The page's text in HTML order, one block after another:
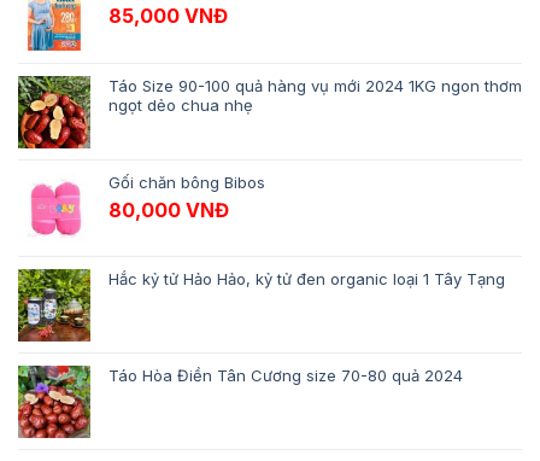
85,000 VNĐ
Táo Size 90-100 quả hàng vụ mới 2024 1KG ngon thơm
ngọt dẻo chua nhẹ
Gối chăn bông Bibos
80,000 VNĐ
Hắc kỷ tử Hảo Hảo, kỷ tử đen organic loại 1 Tây Tạng
Táo Hòa Điền Tân Cương size 70-80 quả 2024